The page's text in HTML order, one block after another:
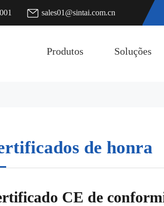
sales01@sintai.com.cn
Produtos Soluções
de honra
CE de